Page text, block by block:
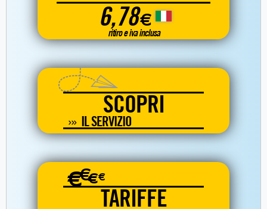
6,78€
ritiro e iva inclusa
SCOPRI
IL SERVIZIO
€€€€
TARIFFE